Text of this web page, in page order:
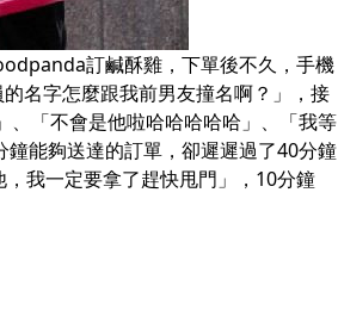
訂鹹酥雞，下單後不久，手機
名字怎麼跟我前男友撞名啊？」，接
「不會是他啦哈哈哈哈哈」、「我等
能夠送達的訂單，卻遲遲過了40分鐘
我一定要拿了趕快甩門」，10分鐘